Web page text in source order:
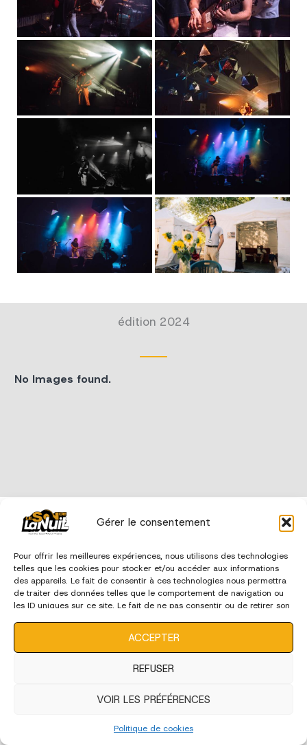
Gérer le consentement
Pour offrir les meilleures expériences, nous utilisons des technologies
telles que les cookies pour stocker et/ou accéder aux informations
des appareils. Le fait de consentir à ces technologies nous permettra
de traiter des données telles que le comportement de navigation ou
les ID uniques sur ce site. Le fait de ne pas consentir ou de retirer son
ACCEPTER
REFUSER
VOIR LES PRÉFÉRENCES
Politique de cookies
édition 2024
No Images found.
édition 2023
Edition 2023 - Artistes